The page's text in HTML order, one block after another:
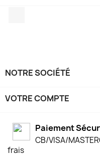
NOTRE SOCIÉTÉ
VOTRE COMPTE
Paiement
CB/VISA/
frais